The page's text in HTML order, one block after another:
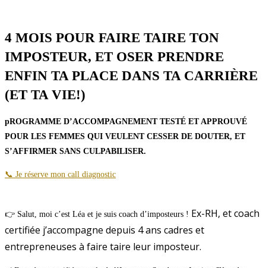
4 MOIS POUR FAIRE TAIRE TON
IMPOSTEUR, ET OSER PRENDRE
ENFIN TA PLACE DANS TA CARRIÈRE
(ET TA VIE!)
pROGRAMME D’ACCOMPAGNEMENT TESTÉ ET APPROUVÉ
POUR LES FEMMES QUI VEULENT CESSER DE DOUTER, ET
S’AFFIRMER SANS CULPABILISER.
📞 Je réserve mon call diagnostic
👉 Salut, moi c’est Léa et je suis coach d’imposteurs ! Ex-RH, et coach
certifiée j’accompagne depuis 4 ans cadres et
entrepreneuses à faire taire leur imposteur.